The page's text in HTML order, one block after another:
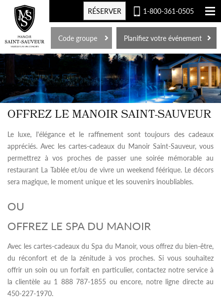
EN
1-800-361-0505
RÉSERVER
Planifiez votre événement
Code groupe
OFFREZ LE MANOIR SAINT-SAUVEUR
Le luxe, l'élégance et le raffinement sont toujours des cadeaux
appréciés. Avec les cartes-cadeaux du Manoir Saint-Sauveur, vous
permettrez à vos proches de passer une soirée mémorable au
restaurant La Tablée et/ou de vivre un weekend féérique. Le décors
sera magique, le moment unique et les souvenirs inoubliables.
OU
OFFREZ LE SPA DU MANOIR
Avec les cartes-cadeaux du Spa du Manoir, vous offrez du bien-être,
du réconfort et de la zénitude à vos proches. Si vous souhaitez
offrir un soin ou un forfait en particulier, contactez notre service à
la clientèle au 1 888 787-1855 ou encore, notre ligne directe au
450-227-1970.